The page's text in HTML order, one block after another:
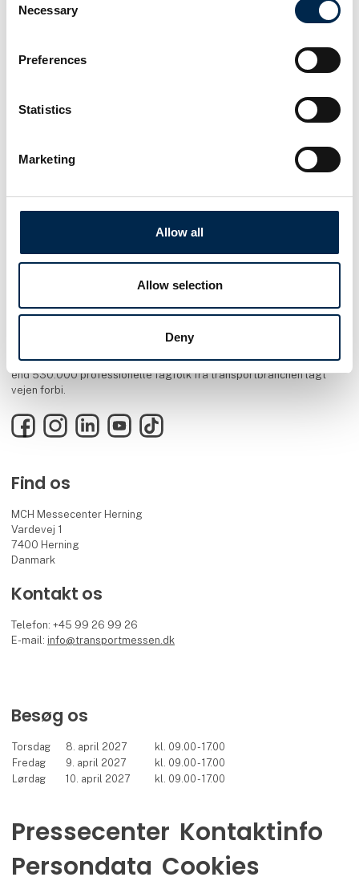
Selection
Necessary
Preferences
Statistics
Marketing
Allow all
Allow selection
Deny
transportbranchen. Nyt materiel, nye services og nye idéer er
omdrejningspunktet. Transport blev lanceret i 1988. Siden har flere
end 530.000 professionelle fagfolk fra transportbranchen lagt
vejen forbi.
FacebookInstagramLinkedInYouTubeTikTok
Find os
MCH Messecenter Herning
Vardevej 1
7400 Herning
Danmark
Kontakt os
Telefon: +45 99 26 99 26
E-mail: info@transportmessen.dk
Besøg os
Torsdag 8. april 2027
kl. 09.00 - 17.00
Fredag
9. april 2027
kl. 09.00 - 17.00
Lørdag
10. april 2027 kl. 09.00 - 17.00
Pressecenter Kontaktinfo
Persondata Cookies